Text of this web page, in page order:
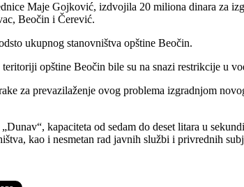
Maje Gojković, izdvojila 20 miliona dinara za
Beočin i Čerević.
ukupnog stanovništva opštine Beočin.
opštine Beočin bile su na snazi restrikcije u
za prevazilaženje ovog problema izgradnjom
kapaciteta od sedam do deset litara u
kao i nesmetan rad javnih službi i privrednih